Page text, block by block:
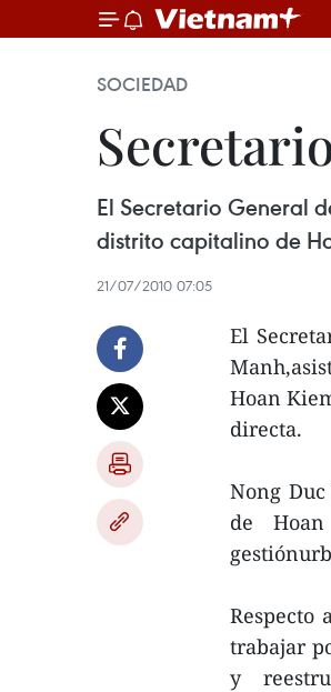
SOCIEDAD
El Secretario General
distrito capitalino de
21/07/2010 07:05
El
Hoan
directa.
Nong
de
Respecto
trabajar
y